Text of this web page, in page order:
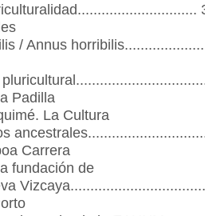
/ Annus
Padilla
La Cultura
Carrera
fundación de